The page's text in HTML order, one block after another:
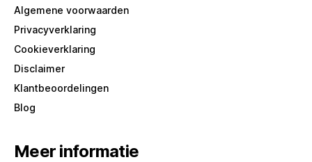
Algemene voorwaarden
Privacyverklaring
Cookieverklaring
Disclaimer
Klantbeoordelingen
Blog
Meer informatie